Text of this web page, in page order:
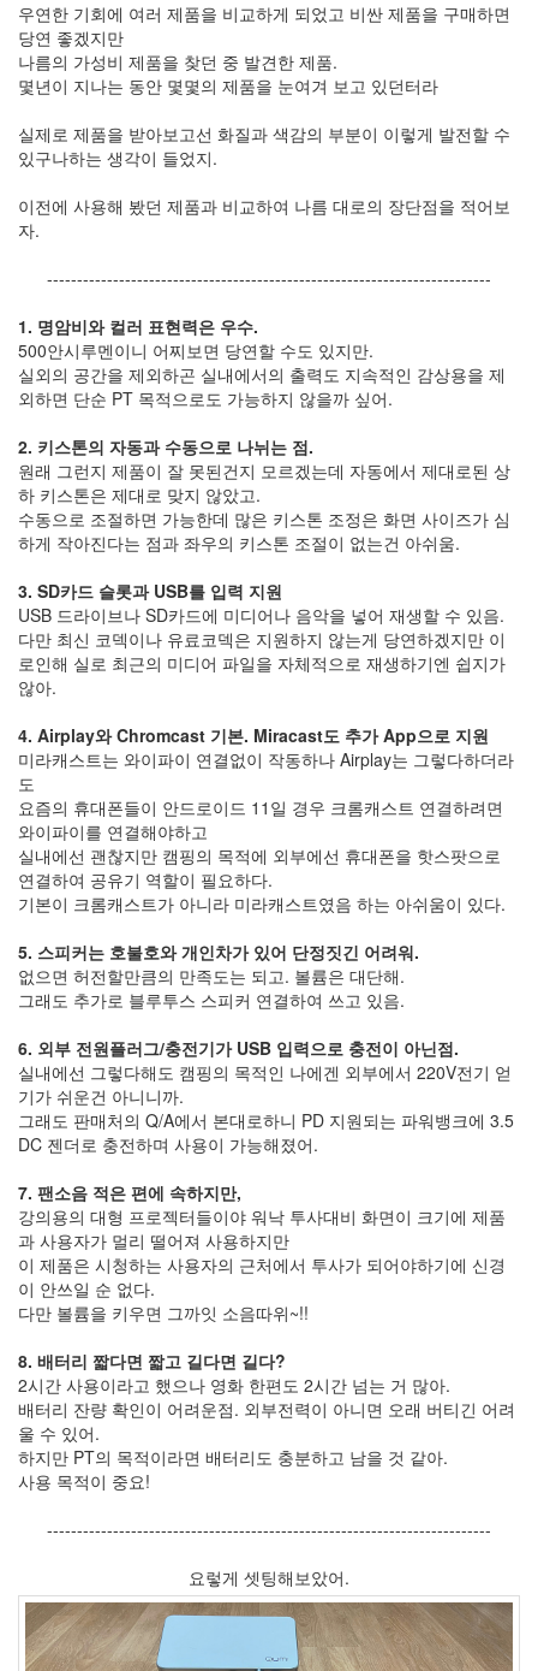
우연한 기회에 여러 제품을 비교하게 되었고 비싼 제품을 구매하면
당연 좋겠지만
나름의 가성비 제품을 찾던 중 발견한 제품.
몇년이 지나는 동안 몇몇의 제품을 눈여겨 보고 있던터라
실제로 제품을 받아보고선 화질과 색감의 부분이 이렇게 발전할 수
있구나하는 생각이 들었지.
이전에 사용해 봤던 제품과 비교하여 나름 대로의 장단점을 적어보
자.
--------------------------------------------------------------------------
1. 명암비와 컬러 표현력은 우수.
500안시루멘이니 어찌보면 당연할 수도 있지만.
실외의 공간을 제외하곤 실내에서의 출력도 지속적인 감상용을 제
외하면 단순 PT 목적으로도 가능하지 않을까 싶어.
2. 키스톤의 자동과 수동으로 나뉘는 점.
원래 그런지 제품이 잘 못된건지 모르겠는데 자동에서 제대로된 상
하 키스톤은 제대로 맞지 않았고.
수동으로 조절하면 가능한데 많은 키스톤 조정은 화면 사이즈가 심
하게 작아진다는 점과 좌우의 키스톤 조절이 없는건 아쉬움.
3. SD카드 슬롯과 USB를 입력 지원
USB 드라이브나 SD카드에 미디어나 음악을 넣어 재생할 수 있음.
다만 최신 코덱이나 유료코덱은 지원하지 않는게 당연하겠지만 이
로인해 실로 최근의 미디어 파일을 자체적으로 재생하기엔 쉽지가
않아.
4. Airplay와 Chromcast 기본. Miracast도 추가 App으로 지원
미라캐스트는 와이파이 연결없이 작동하나 Airplay는 그렇다하더라
도
요즘의 휴대폰들이 안드로이드 11일 경우 크롬캐스트 연결하려면
와이파이를 연결해야하고
실내에선 괜찮지만 캠핑의 목적에 외부에선 휴대폰을 핫스팟으로
연결하여 공유기 역할이 필요하다.
기본이 크롬캐스트가 아니라 미라캐스트였음 하는 아쉬움이 있다.
5. 스피커는 호불호와 개인차가 있어 단정짓긴 어려워.
없으면 허전할만큼의 만족도는 되고. 볼륨은 대단해.
그래도 추가로 블루투스 스피커 연결하여 쓰고 있음.
6. 외부 전원플러그/충전기가 USB 입력으로 충전이 아닌점.
실내에선 그렇다해도 캠핑의 목적인 나에겐 외부에서 220V전기 얻
기가 쉬운건 아니니까.
그래도 판매처의 Q/A에서 본대로하니 PD 지원되는 파워뱅크에 3.5
DC 젠더로 충전하며 사용이 가능해졌어.
7. 팬소음 적은 편에 속하지만,
강의용의 대형 프로젝터들이야 워낙 투사대비 화면이 크기에 제품
과 사용자가 멀리 떨어져 사용하지만
이 제품은 시청하는 사용자의 근처에서 투사가 되어야하기에 신경
이 안쓰일 순 없다.
다만 볼륨을 키우면 그까잇 소음따위~!!
8. 배터리 짧다면 짧고 길다면 길다?
2시간 사용이라고 했으나 영화 한편도 2시간 넘는 거 많아.
배터리 잔량 확인이 어려운점. 외부전력이 아니면 오래 버티긴 어려
울 수 있어.
하지만 PT의 목적이라면 배터리도 충분하고 남을 것 같아.
사용 목적이 중요!
--------------------------------------------------------------------------
요렇게 셋팅해보았어.
21
2006
년
6
1
2006
7
월
2006
8
월
26
2006
9
월
17
2006
년
월
22
2006
년
11
23
2006
12
월
14
2007
년
2007
년
1
14
2007
년
2
월
2007
년
3
월
9
2007
4
월
10
2007
년
5
6
월
3